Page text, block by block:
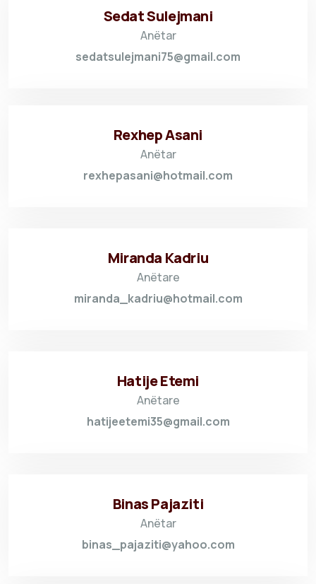
Sedat Sulejmani
Anëtar
sedatsulejmani75@gmail.com
Rexhep Asani
Anëtar
rexhepasani@hotmail.com
Miranda Kadriu
Anëtare
miranda_kadriu@hotmail.com
Hatije Etemi
Anëtare
hatijeetemi35@gmail.com
Binas Pajaziti
Anëtar
binas_pajaziti@yahoo.com